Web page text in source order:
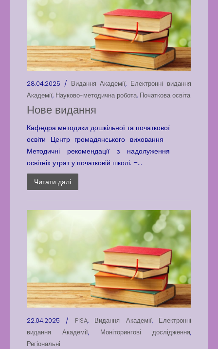
28.04.2025 / Видання Академії, Електронні видання
Академії, Науково-методична робота, Початкова освіта
Нове видання
Кафедра методики дошкільної та початкової
освіти Центр громадянського виховання
Методичні рекомендації з надолуження
освітніх утрат у початковій школі. –...
Читати далі
22.04.2025 / PISA, Видання Академії, Електронні
видання Академії, Моніторингові дослідження,
Регіональні